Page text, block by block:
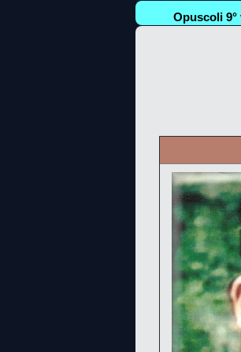
Opuscoli 9°